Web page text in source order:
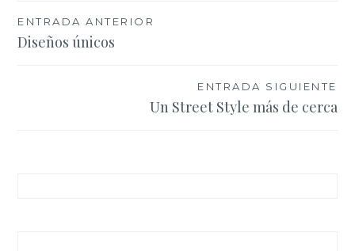
Navegación
de
ENTRADA ANTERIOR
Diseños únicos
ENTRADA SIGUIENTE
Un Street Style más de cerca